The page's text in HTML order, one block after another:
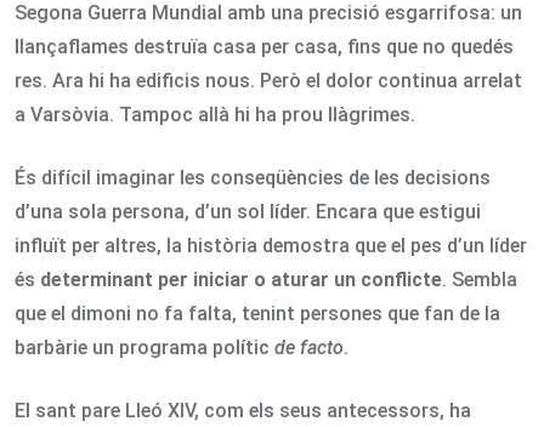
Segona Guerra Mundial amb una precisió esgarrifosa: un
llançaflames destruïa casa per casa, fins que no quedés
res. Ara hi ha edificis nous. Però el dolor continua arrelat
a Varsòvia. Tampoc allà hi ha prou llàgrimes.
És difícil imaginar les conseqüències de les decisions
d’una sola persona, d’un sol líder. Encara que estigui
influït per altres, la història demostra que el pes d’un líder
és determinant per iniciar o aturar un conflicte. Sembla
que el dimoni no fa falta, tenint persones que fan de la
barbàrie un programa polític de facto.
El sant pare Lleó XIV, com els seus antecessors, ha